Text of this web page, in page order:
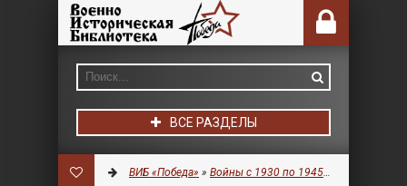
ВСЕ РАЗДЕЛЫ
ВИБ «Победа» » Войны с 1930 по 1945 гг.